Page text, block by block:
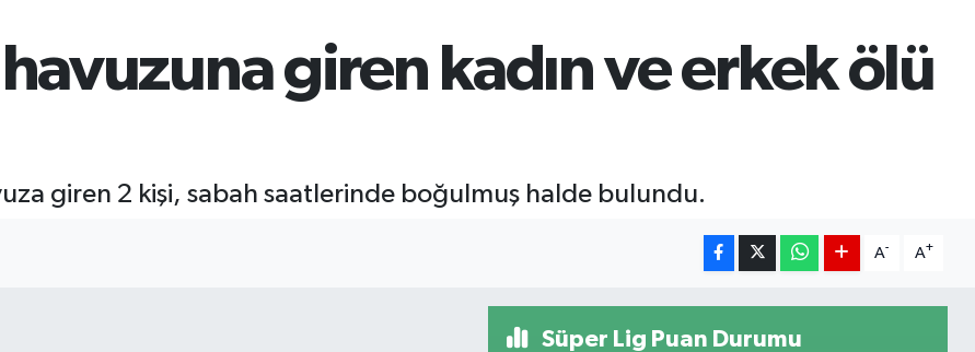
havuzuna giren kadın ve erkek ölü
giren 2 kişi, sabah saatlerinde boğulmuş halde bulundu.
A- A+
Süper Lig Puan Durumu